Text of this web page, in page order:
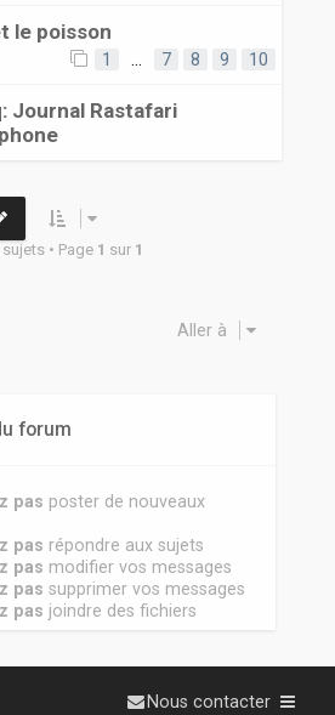
le poisson
1 7 8 9 10
Journal Rastafari
sujets • Page 1 sur 1
Aller à
forum
pas poster de nouveaux
pas répondre aux sujets
pas modifier vos messages
pas supprimer vos messages
pas joindre des fichiers
Nous contacter